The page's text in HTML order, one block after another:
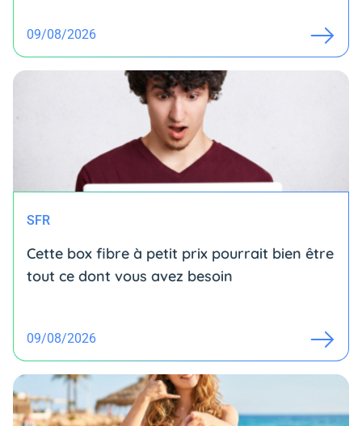
09/08/2026
SFR
Cette box fibre à petit prix pourrait bien être
tout ce dont vous avez besoin
09/08/2026